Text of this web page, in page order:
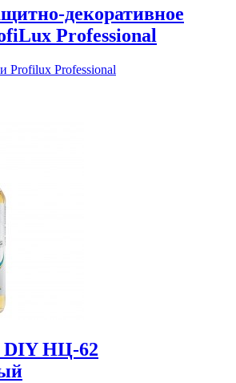
декоративное
Professional
Profilux Professional
НЦ-62